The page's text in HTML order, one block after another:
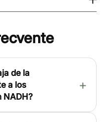
de la
a los
NADH?